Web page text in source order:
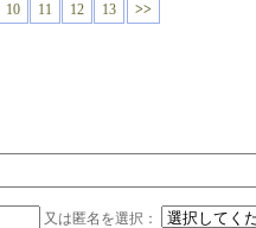
10 11 12 13 >>
又は匿名を選択：